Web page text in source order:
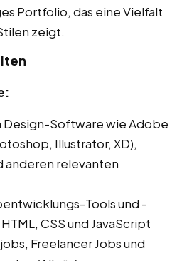
Portfolio, das eine Vielfalt
zeigt.
Design-Software wie Adobe
Illustrator, XD),
anderen relevanten
Tools und -
CSS und JavaScript
Freelancer Jobs und